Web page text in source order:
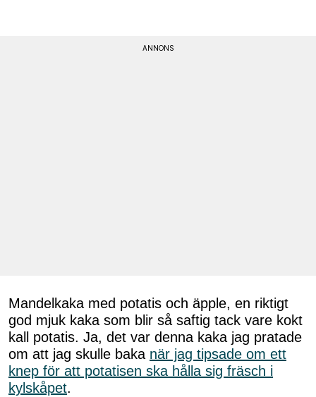
Mandelkaka med potatis och äpple, en riktigt
god mjuk kaka som blir så saftig tack vare kokt
kall potatis. Ja, det var denna kaka jag pratade
om att jag skulle baka när jag tipsade om ett
knep för att potatisen ska hålla sig fräsch i
kylskåpet.